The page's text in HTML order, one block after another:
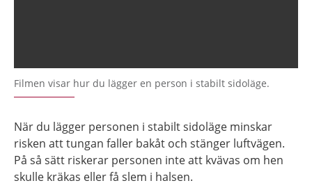
Filmen visar hur du lägger en person i stabilt sidoläge.
När du lägger personen i stabilt sidoläge minskar
risken att tungan faller bakåt och stänger luftvägen.
På så sätt riskerar personen inte att kvävas om hen
skulle kräkas eller få slem i halsen.